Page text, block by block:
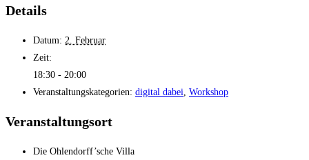
Details
Datum: 2. Februar
Zeit:
18:30 - 20:00
Veranstaltungskategorien: digital dabei Workshop
Veranstaltungsort
Die Ohlendorff’sche Villa